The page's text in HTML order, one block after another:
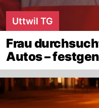
Uttwil TG
Frau
Autos –